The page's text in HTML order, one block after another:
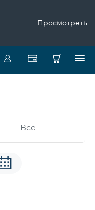
Просмотреть
Все